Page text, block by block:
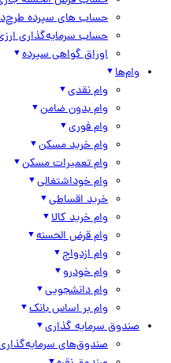
حساب های سپرده طرح‌دار
حساب سرمایه‌گذاری ارزی
اوراق گواهی سپرده
وام‌ها
وام نقدی
وام بدون ضامن
وام فوری
وام خرید مسکن
وام تعمیرات مسکن
وام خوداشتغالی
خرید اقساطی
وام خرید کالا
وام قرض الحسنه
وام ازدواج
وام خودرو
وام دانشجویی
وام بر اساس بانک
صندوق سرمایه گذاری
صندوق‌های سرمایه‌گذاری طلا